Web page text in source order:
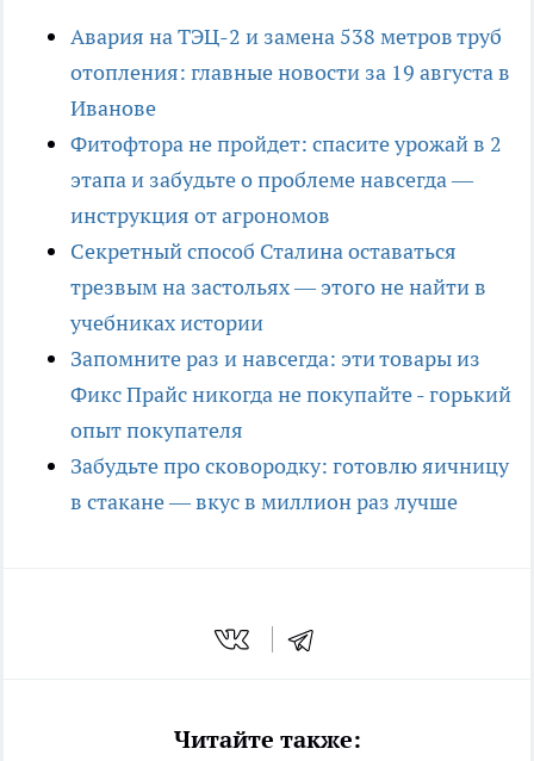
Авария на ТЭЦ-2 и замена 538 метров труб
отопления: главные новости за 19 августа в
Иванове
Фитофтора не пройдет: спасите урожай в 2
этапа и забудьте о проблеме навсегда —
инструкция от агрономов
Секретный способ Сталина оставаться
трезвым на застольях — этого не найти в
учебниках истории
Запомните раз и навсегда: эти товары из
Фикс Прайс никогда не покупайте - горький
опыт покупателя
Забудьте про сковородку: готовлю яичницу
в стакане — вкус в миллион раз лучше
Читайте также: